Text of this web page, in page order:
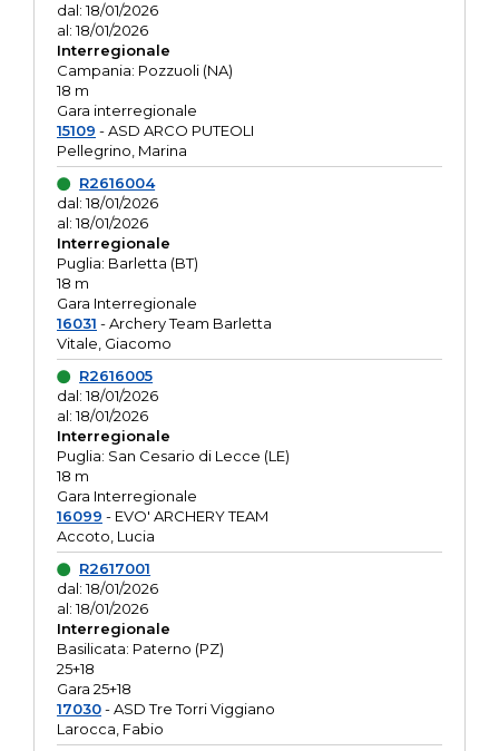
dal: 18/01/2026
al: 18/01/2026
Interregionale
Campania: Pozzuoli (NA)
18 m
Gara interregionale
15109 - ASD ARCO PUTEOLI
Pellegrino, Marina
R2616004
dal: 18/01/2026
al: 18/01/2026
Interregionale
Puglia: Barletta (BT)
18 m
Gara Interregionale
16031 - Archery Team Barletta
Vitale, Giacomo
R2616005
dal: 18/01/2026
al: 18/01/2026
Interregionale
Puglia: San Cesario di Lecce (LE)
18 m
Gara Interregionale
16099 - EVO' ARCHERY TEAM
Accoto, Lucia
R2617001
dal: 18/01/2026
al: 18/01/2026
Interregionale
Basilicata: Paterno (PZ)
25+18
Gara 25+18
17030- ASD Tre Torri Viggiano
Larocca, Fabio